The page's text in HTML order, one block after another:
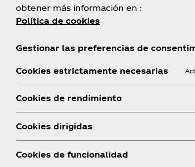
obtener más información en :
Política de cookies
Gestionar las preferencias de
Cookies estrictamente necesarias
Cookies de rendimiento
Cookies dirigidas
Cookies de funcionalidad